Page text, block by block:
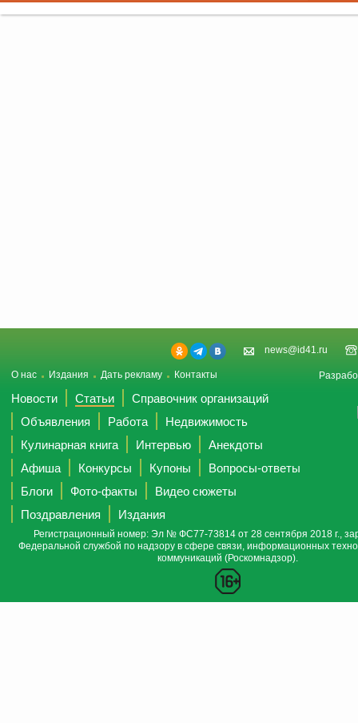
news@id41.ru
О нас Издания Дать рекламу Контакты
Новости Статьи
Справочник организаций
Объявления
Работа
Недвижимость
Кулинарная книга
Интервью
Анекдоты
Афиша
Конкурсы Купоны
Вопросы-ответы
Блоги
Фото-факты
Видео сюжеты
Поздравления
Издания
Регистрационный номер: Эл № ФС77-73814 от 28 сентября 2018 г.,
Федеральной службой по надзору в сфере связи, информационных
коммуникаций (Роскомнадзор).